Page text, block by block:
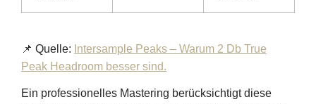
📌 Quelle: Intersample Peaks – Warum 2 Db True
Peak Headroom besser sind.
Ein professionelles Mastering berücksichtigt diese